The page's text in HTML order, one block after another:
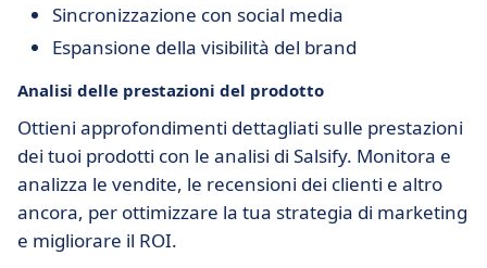
Sincronizzazione con social media
Espansione della visibilità del brand
Analisi delle prestazioni del prodotto
Ottieni approfondimenti dettagliati sulle prestazioni
dei tuoi prodotti con le analisi di Salsify. Monitora e
analizza le vendite, le recensioni dei clienti e altro
ancora, per ottimizzare la tua strategia di marketing
e migliorare il ROI.